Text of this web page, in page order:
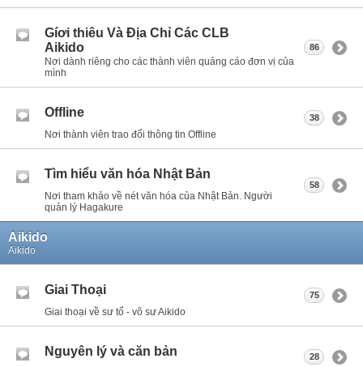
Gíơi thiêu Và Địa Chỉ Các CLB
Aikido
Nơi dành riêng cho các thành viên quảng cáo đơn vị của
mình
86
Offline
Nơi thành viên trao đổi thông tin Offline
38
Tìm hiểu văn hóa Nhật Bản
Nơi tham khảo về nét văn hóa của Nhật Bản. Người
quản lý Hagakure
58
Aikido
Aikido
Giai Thoại
Giai thoại về sư tổ - võ sư Aikido
75
Nguyên lý và căn bản 28